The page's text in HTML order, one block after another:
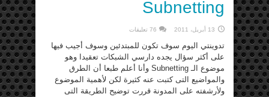
Subnetting
13 أبريل، 2011 76 تعليقات
تدوينتي اليوم سوف تكون للمبتدئين وسوف أجيب فيها
على أكثر سؤال يجده دارسي الشبكات تعقيدا وهو
موضوع الـ Subnetting وأنا أعلم طبعا أن الطرق
والمواضيع التى كتبت عنه كثيرة لكن لأهمية الموضوع
ولأرشفته على المدونة قررت توضيح الطريقة التى